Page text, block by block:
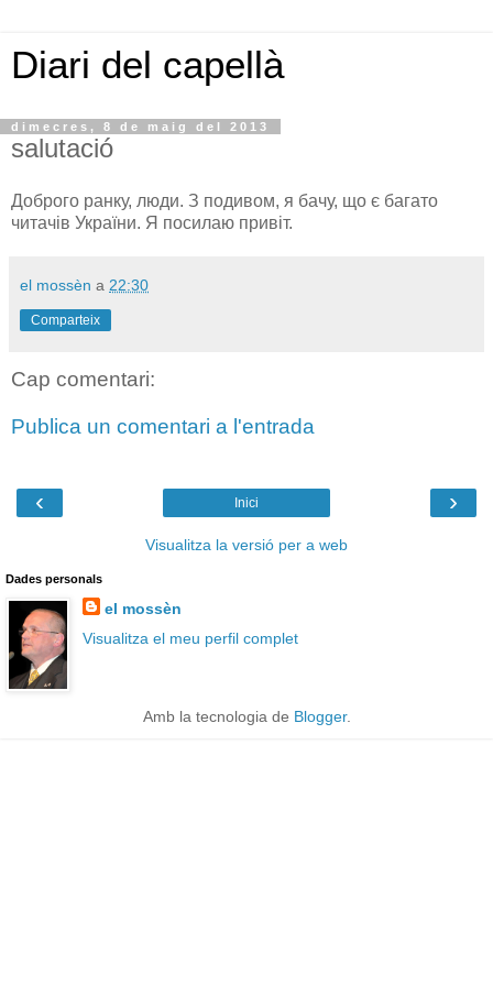
Diari del capellà
dimecres, 8 de maig del 2013
salutació
Доброго ранку, люди. З подивом, я бачу, що є багато
читачів України. Я посилаю привіт.
el mossèn a 22:30
Comparteix
Cap comentari:
Publica un comentari a l'entrada
‹ ›
Inici
Visualitza la versió per a web
Dades personals
el mossèn
Visualitza el meu perfil complet
Amb la tecnologia de Blogger.